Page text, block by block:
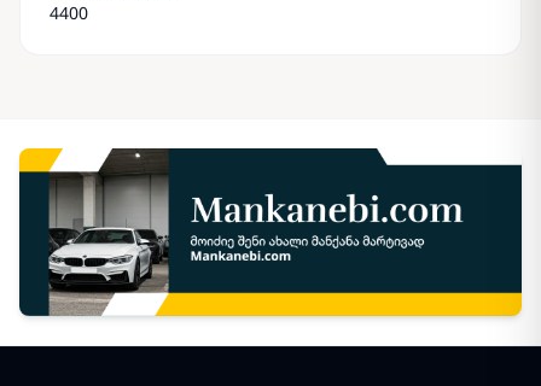
4400